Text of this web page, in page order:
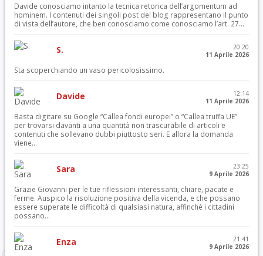
Davide conosciamo intanto la tecnica retorica dell’argomentum ad
hominem. I contenuti dei singoli post del blog rappresentano il punto
di vista dell’autore, che ben conosciamo come conosciamo l’art. 27...
S.
20:20
11 Aprile 2026
Sta scoperchiando un vaso pericolosissimo.
Davide
12:14
11 Aprile 2026
Basta digitare su Google “Callea fondi europei” o “Callea truffa UE”
per trovarsi davanti a una quantità non trascurabile di articoli e
contenuti che sollevano dubbi piuttosto seri. E allora la domanda
viene...
Sara
23:25
9 Aprile 2026
Grazie Giovanni per le tue riflessioni interessanti, chiare, pacate e
ferme. Auspico la risoluzione positiva della vicenda, e che possano
essere superate le difficoltà di qualsiasi natura, affinché i cittadini
possano...
Enza
21:41
9 Aprile 2026